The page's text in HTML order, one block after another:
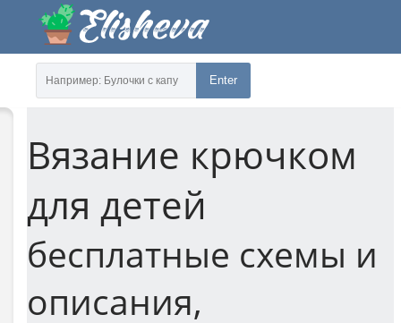
Enter
Вязание крючком
для детей
бесплатные схемы и
описания,